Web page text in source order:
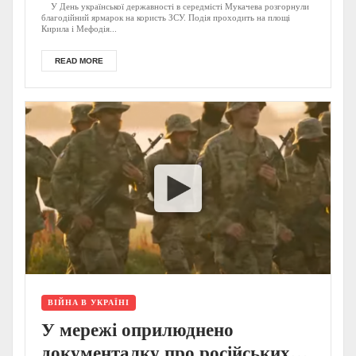
У День української державності в середмісті Мукачева розгорнули
благодійний ярмарок на користь ЗСУ. Подія проходить на площі
Кирила і Мефодія...
READ MORE
ВІЙНА В УКРАЇНІ
У мережі оприлюднено